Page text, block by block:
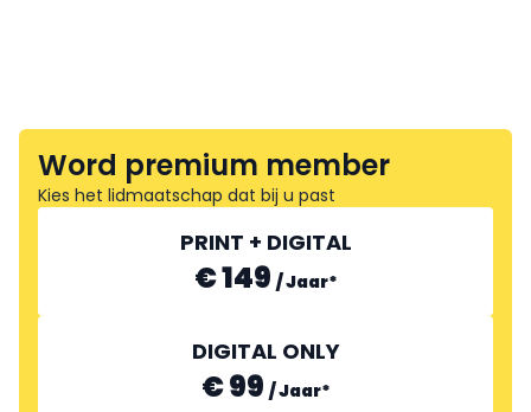
Word premium member
Kies het lidmaatschap dat bij u past
PRINT + DIGITAL
€ 149 /Jaar*
DIGITAL ONLY
€ 99 /Jaar*